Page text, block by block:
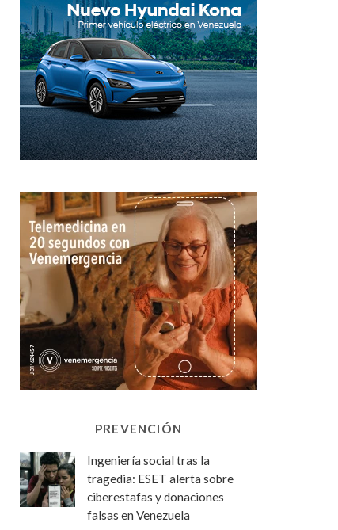
PREVENCIÓN
Ingeniería social tras la
tragedia: ESET alerta sobre
ciberestafas y donaciones
falsas en Venezuela